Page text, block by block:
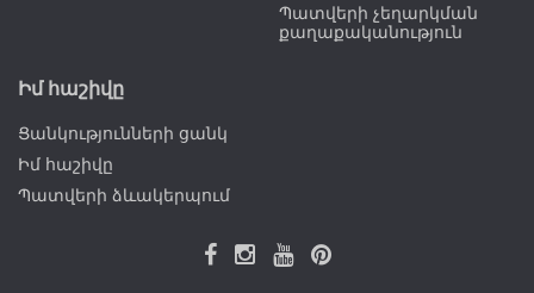
Պատվերի չեղարկման
քաղաքականություն
Իմ հաշիվը
Ցանկությունների ցանկ
Իմ հաշիվը
Պատվերի ձևակերպում